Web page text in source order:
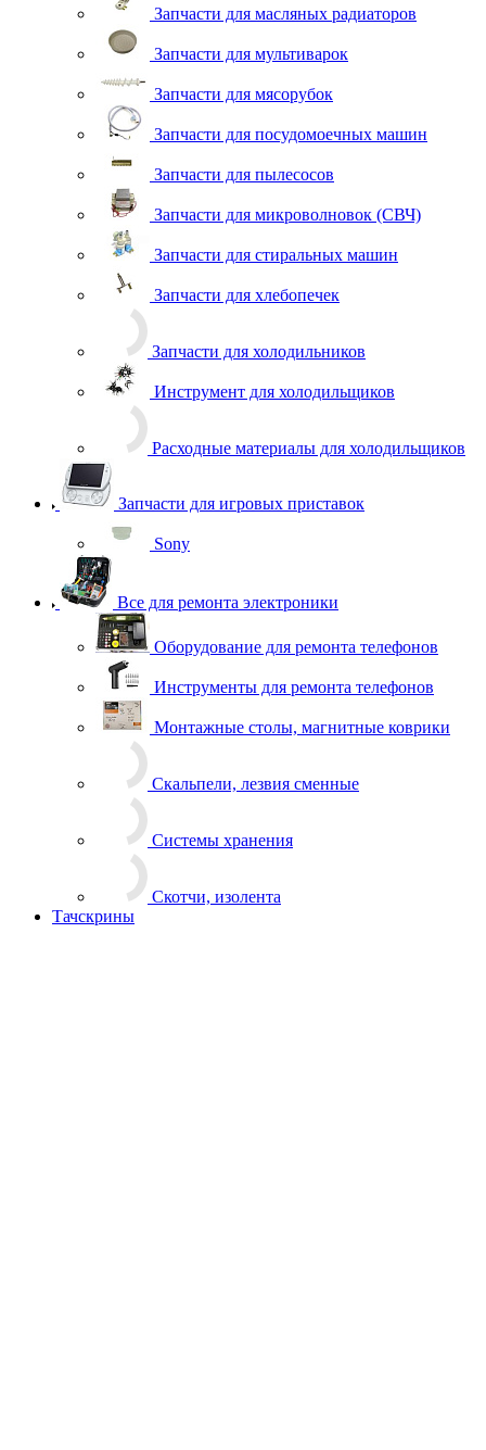
Запчасти для масляных радиаторов
Запчасти для мультиварок
Запчасти для мясорубок
Запчасти для посудомоечных машин
Запчасти для пылесосов
Запчасти для микроволновок (СВЧ)
Запчасти для стиральных машин
Запчасти для хлебопечек
Sony
Оборудование для ремонта телефонов
Инструменты для ремонта телефонов
Монтажные столы, магнитные коврики
Скальпели, лезвия сменные
Системы хранения
Тачскрины